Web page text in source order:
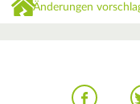
Änderungen